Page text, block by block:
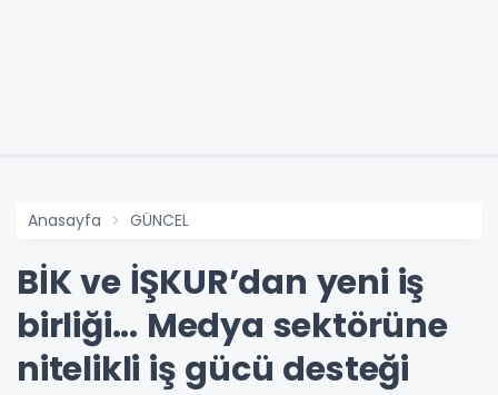
Anasayfa GÜNCEL
BİK ve İŞKUR’dan yeni iş
birliği... Medya sektörüne
nitelikli iş gücü desteği